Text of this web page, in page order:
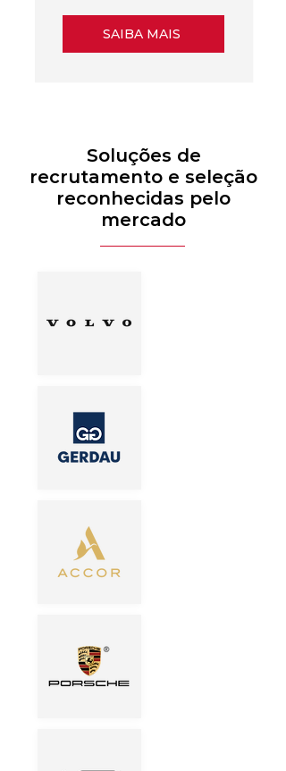
SAIBA MAIS
Soluções de
recrutamento e seleção
reconhecidas pelo
mercado